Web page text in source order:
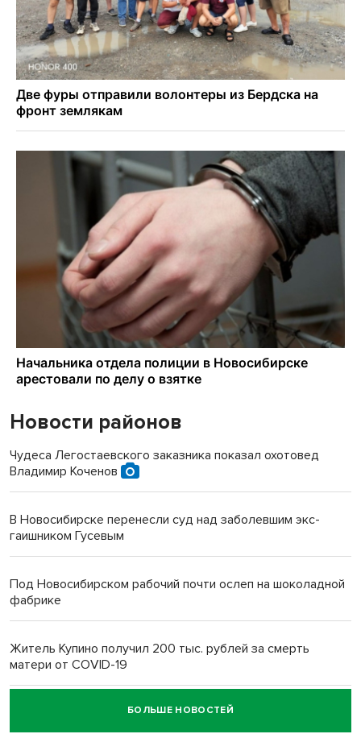
Новости районов
Чудеса Легостаевского заказника показал охотовед
Владимир Коченов
В Новосибирске перенесли суд над заболевшим экс-
гаишником Гусевым
Под Новосибирском рабочий почти ослеп на шоколадной
фабрике
Житель Купино получил 200 тыс. рублей за смерть
матери от COVID-19
Новосибирский суд наказал водителя за смерть
пенсионерки на вокзале
БОЛЬШЕ НОВОСТЕЙ